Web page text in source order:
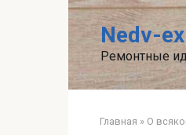
Nedv-
Ремонтные
Главная » О